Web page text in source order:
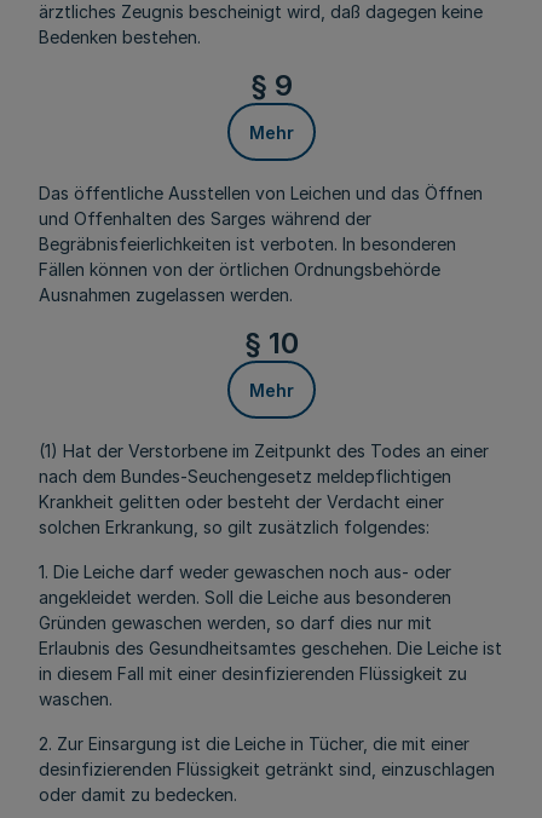
ärztliches Zeugnis bescheinigt wird, daß dagegen keine
Bedenken bestehen.
§ 9
Mehr
Das öffentliche Ausstellen von Leichen und das Öffnen
und Offenhalten des Sarges während der
Begräbnisfeierlichkeiten ist verboten. In besonderen
Fällen können von der örtlichen Ordnungsbehörde
Ausnahmen zugelassen werden.
§ 10
Mehr
(1) Hat der Verstorbene im Zeitpunkt des Todes an einer
nach dem Bundes-Seuchengesetz meldepflichtigen
Krankheit gelitten oder besteht der Verdacht einer
solchen Erkrankung, so gilt zusätzlich folgendes:
1. Die Leiche darf weder gewaschen noch aus- oder
angekleidet werden. Soll die Leiche aus besonderen
Gründen gewaschen werden, so darf dies nur mit
Erlaubnis des Gesundheitsamtes geschehen. Die Leiche ist
in diesem Fall mit einer desinfizierenden Flüssigkeit zu
waschen.
2. Zur Einsargung ist die Leiche in Tücher, die mit einer
desinfizierenden Flüssigkeit getränkt sind, einzuschlagen
oder damit zu bedecken.